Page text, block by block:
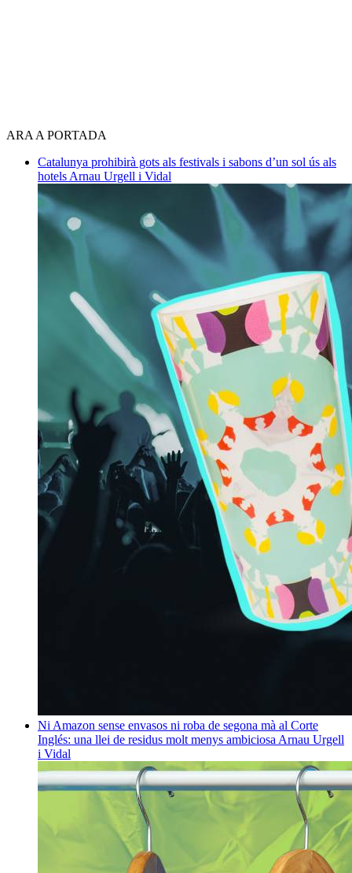
ARA A PORTADA
Catalunya prohibirà gots als festivals i sabons d’un sol ús als
hotels Arnau Urgell i Vidal
Ni Amazon sense envasos ni roba de segona mà al Corte
Inglés: una llei de residus molt menys ambiciosa Arnau Urgell
i Vidal